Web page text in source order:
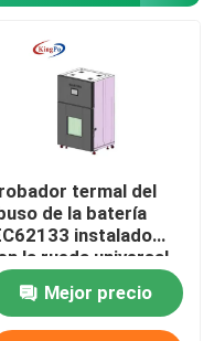
de EV
termal del
de la batería
instalado
la rueda universal
Mejor precio